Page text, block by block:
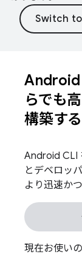
Android
らでも
構築する
Android CLI
とデベロッ
より迅速か
現在お使い